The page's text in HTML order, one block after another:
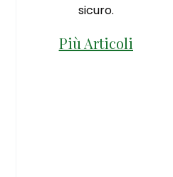
sicuro.
Più Articoli